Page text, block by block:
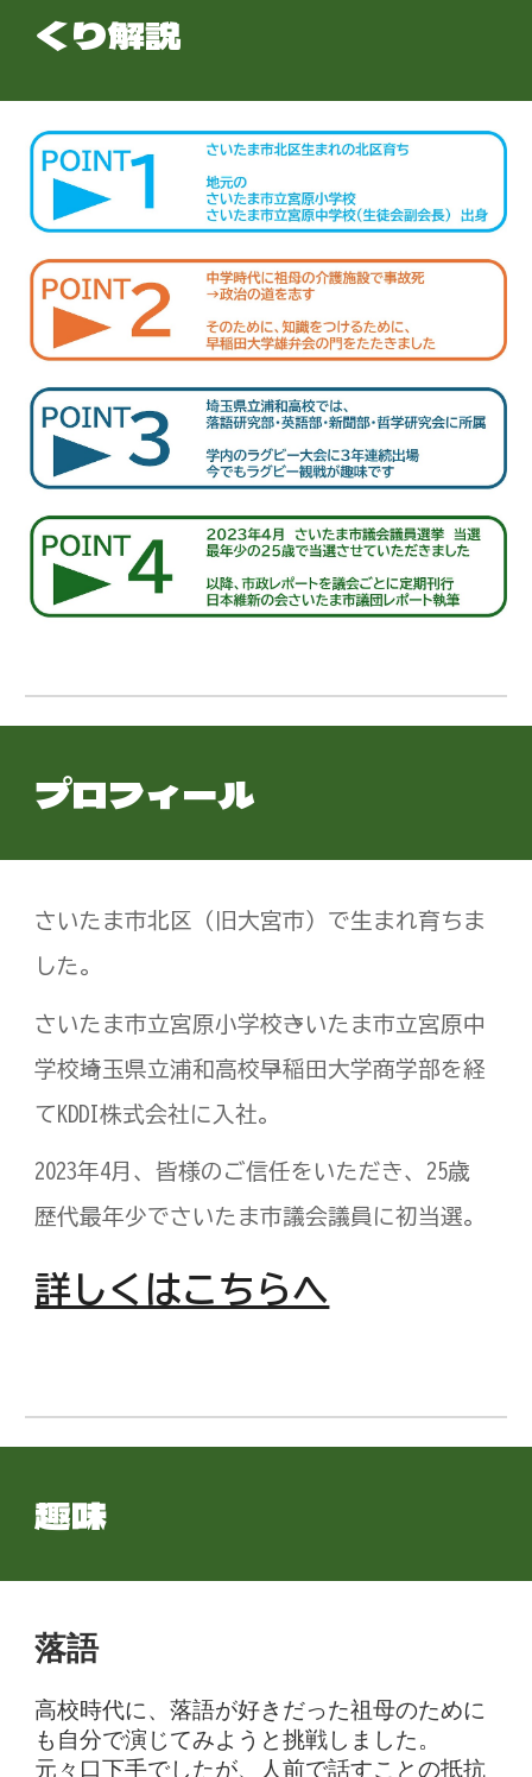
くり解説
プロフィール
さいたま市北区（旧大宮市）で生まれ育ちま
した。
さいたま市立宮原小学校→さいたま市立宮原中
学校→埼玉県立浦和高校→早稲田大学商学部を経
てKDDI株式会社に入社。
2023年4月、皆様のご信任をいただき、25歳
歴代最年少でさいたま市議会議員に初当選。
詳しくはこちらへ
趣味
落語
高校時代に、落語が好きだった祖母のために
も自分で演じてみようと挑戦しました。
元々口下手でしたが、人前で話すことの抵抗